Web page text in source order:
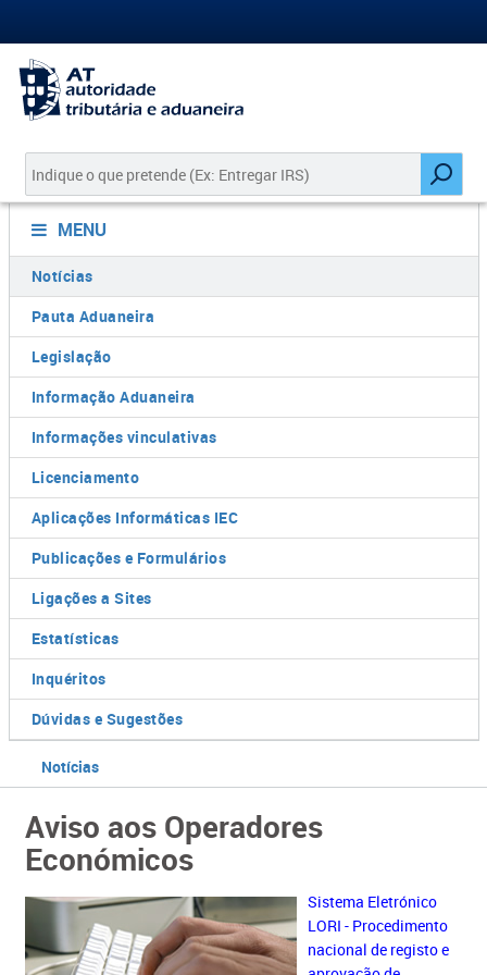
MENU
Notícias
Pauta Aduaneira
Legislação
Informação Aduaneira
Informações vinculativas
Licenciamento
Aplicações Informáticas IEC
Publicações e Formulários
Ligações a Sites
Estatísticas
Inquéritos
Dúvidas e Sugestões
Notícias
Aviso aos Operadores
Económicos
Sistema Eletrónico
LORI - Procedimento
nacional de registo e